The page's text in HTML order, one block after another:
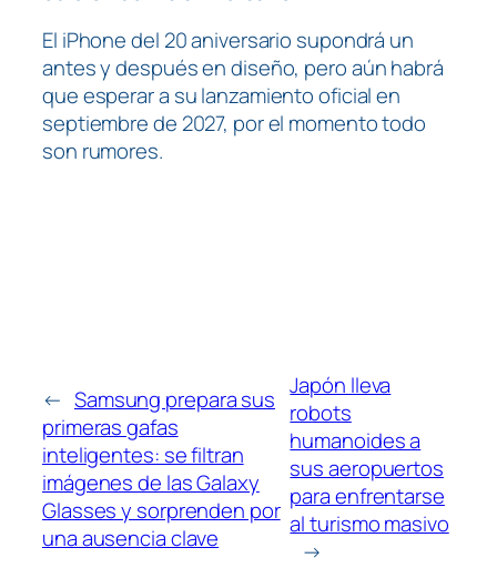
El iPhone del 20 aniversario supondrá un
antes y después en diseño, pero aún habrá
que esperar a su lanzamiento oficial en
septiembre de 2027, por el momento todo
son rumores.
← Samsung prepara sus
primeras gafas
inteligentes: se filtran
imágenes de las Galaxy
Glasses y sorprenden por
una ausencia clave
Japón lleva
robots
humanoides a
sus aeropuertos
para enfrentarse
al turismo masivo
→